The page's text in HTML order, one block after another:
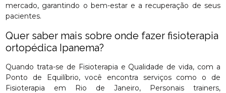
mercado, garantindo o bem-estar e a recuperação de seus
pacientes.
Quer saber mais sobre onde fazer fisioterapia
ortopédica Ipanema?
Quando trata-se de Fisioterapia e Qualidade de vida, com a
Ponto de Equilíbrio, você encontra serviços como o de
Fisioterapia em Rio de Janeiro, Personais trainers,